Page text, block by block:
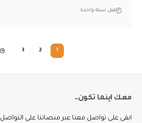
قبل سنة واحدة
1
2
3
معك اينما تكون..
ابقى على تواصل معنا عبر منصاتنا على التواصل